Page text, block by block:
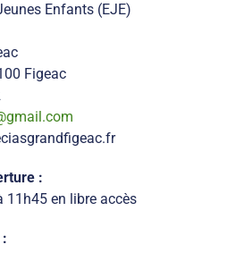
Enfants (EJE)
Figeac
:
11h45 en libre accès